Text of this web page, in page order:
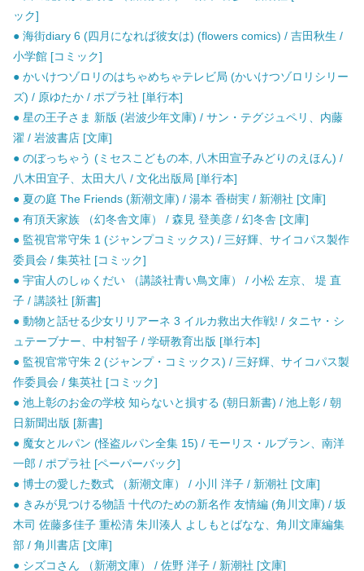
ック]
● 海街diary 6 (四月になれば彼女は) (flowers comics) / 吉田秋生 /
小学館 [コミック]
● かいけつゾロリのはちゃめちゃテレビ局 (かいけつゾロリシリー
ズ) / 原ゆたか / ポプラ社 [単行本]
● 星の王子さま 新版 (岩波少年文庫) / サン・テグジュペリ、内藤
濯 / 岩波書店 [文庫]
● のぼっちゃう (ミセスこどもの本, 八木田宣子みどりのえほん) /
八木田宜子、太田大八 / 文化出版局 [単行本]
● 夏の庭 The Friends (新潮文庫) / 湯本 香樹実 / 新潮社 [文庫]
● 有頂天家族 （幻冬舎文庫） / 森見 登美彦 / 幻冬舎 [文庫]
● 監視官常守朱 1 (ジャンプコミックス) / 三好輝、サイコパス製作
委員会 / 集英社 [コミック]
● 宇宙人のしゅくだい （講談社青い鳥文庫） / 小松 左京、 堤 直
子 / 講談社 [新書]
● 動物と話せる少女リリアーネ 3 イルカ救出大作戦! / タニヤ・シ
ュテーブナー、中村智子 / 学研教育出版 [単行本]
● 監視官常守朱 2 (ジャンプ・コミックス) / 三好輝、サイコパス製
作委員会 / 集英社 [コミック]
● 池上彰のお金の学校 知らないと損する (朝日新書) / 池上彰 / 朝
日新聞出版 [新書]
● 魔女とルパン (怪盗ルパン全集 15) / モーリス・ルブラン、南洋
一郎 / ポプラ社 [ペーパーバック]
● 博士の愛した数式 （新潮文庫） / 小川 洋子 / 新潮社 [文庫]
● きみが見つける物語 十代のための新名作 友情編 (角川文庫) / 坂
木司 佐藤多佳子 重松清 朱川湊人 よしもとばなな、角川文庫編集
部 / 角川書店 [文庫]
● シズコさん （新潮文庫） / 佐野 洋子 / 新潮社 [文庫]